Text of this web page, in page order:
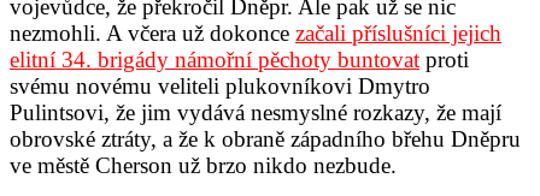
vojevůdce, že překročil Dněpr. Ale pak už se nic
nezmohli. A včera už dokonce začali příslušníci jejich
elitní 34. brigády námořní pěchoty buntovat proti
svému novému veliteli plukovníkovi Dmytro
Pulintsovi, že jim vydává nesmyslné rozkazy, že mají
obrovské ztráty, a že k obraně západního břehu Dněpru
ve městě Cherson už brzo nikdo nezbude.